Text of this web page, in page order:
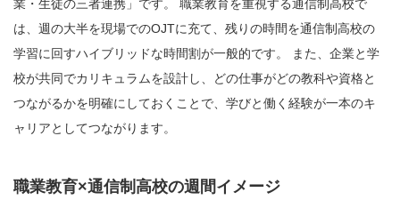
業・生徒の三者連携」です。 職業教育を重視する通信制高校で
は、週の大半を現場でのOJTに充て、残りの時間を通信制高校の
学習に回すハイブリッドな時間割が一般的です。 また、企業と学
校が共同でカリキュラムを設計し、どの仕事がどの教科や資格と
つながるかを明確にしておくことで、学びと働く経験が一本のキ
ャリアとしてつながります。
職業教育×通信制高校の週間イメージ